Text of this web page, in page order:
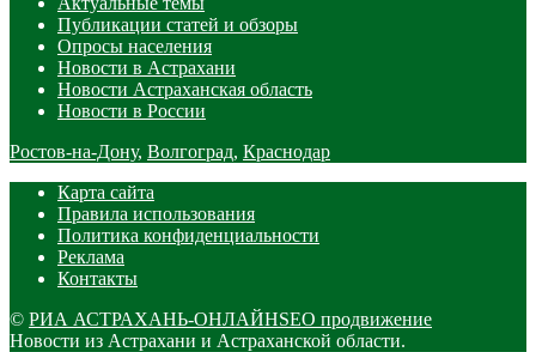
Публикации статей и обзоры
Опросы населения
Новости в Астрахани
Новости Астраханская область
Новости в России
Ростов-на-Дону, Волгоград, Краснодар
Карта сайта
Правила использования
Политика конфиденциальности
Реклама
Контакты
© РИА АСТРАХАНЬ-ОНЛАЙНSEO продвижение
Новости из Астрахани и Астраханской области.